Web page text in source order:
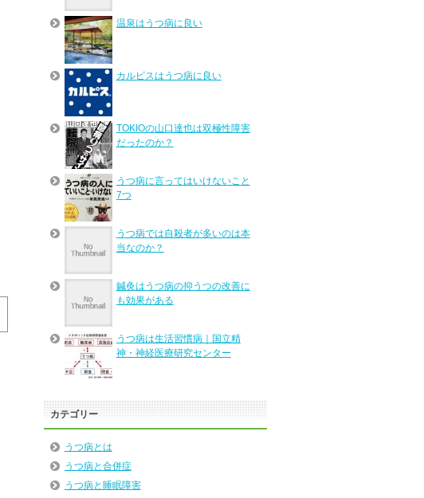
温泉はうつ病に良い
カルピスはうつ病に良い
TOKIOの山口達也は双極性障害
だったのか？
うつ病に言ってはいけないこと
7つ
うつ病では自殺者が多いのは本
当なのか？
鍼灸はうつ病の抑うつの改善に
も効果がある
うつ病は生活習慣病｜国立精
神・神経医療研究センター
カテゴリー
うつ病とは
うつ病と合併症
うつ病と睡眠障害